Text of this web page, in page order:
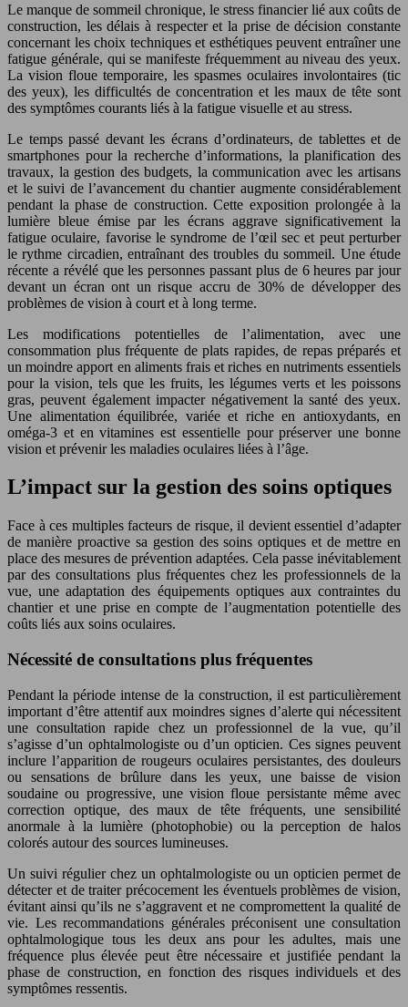
Le manque de sommeil chronique, le stress financier lié aux coûts de
construction, les délais à respecter et la prise de décision constante
concernant les choix techniques et esthétiques peuvent entraîner une
fatigue générale, qui se manifeste fréquemment au niveau des yeux.
La vision floue temporaire, les spasmes oculaires involontaires (tic
des yeux), les difficultés de concentration et les maux de tête sont
des symptômes courants liés à la fatigue visuelle et au stress.
Le temps passé devant les écrans d’ordinateurs, de tablettes et de
smartphones pour la recherche d’informations, la planification des
travaux, la gestion des budgets, la communication avec les artisans
et le suivi de l’avancement du chantier augmente considérablement
pendant la phase de construction. Cette exposition prolongée à la
lumière bleue émise par les écrans aggrave significativement la
fatigue oculaire, favorise le syndrome de l’œil sec et peut perturber
le rythme circadien, entraînant des troubles du sommeil. Une étude
récente a révélé que les personnes passant plus de 6 heures par jour
devant un écran ont un risque accru de 30% de développer des
problèmes de vision à court et à long terme.
Les modifications potentielles de l’alimentation, avec une
consommation plus fréquente de plats rapides, de repas préparés et
un moindre apport en aliments frais et riches en nutriments essentiels
pour la vision, tels que les fruits, les légumes verts et les poissons
gras, peuvent également impacter négativement la santé des yeux.
Une alimentation équilibrée, variée et riche en antioxydants, en
oméga-3 et en vitamines est essentielle pour préserver une bonne
vision et prévenir les maladies oculaires liées à l’âge.
L’impact sur la gestion des soins optiques
Face à ces multiples facteurs de risque, il devient essentiel d’adapter
de manière proactive sa gestion des soins optiques et de mettre en
place des mesures de prévention adaptées. Cela passe inévitablement
par des consultations plus fréquentes chez les professionnels de la
vue, une adaptation des équipements optiques aux contraintes du
chantier et une prise en compte de l’augmentation potentielle des
coûts liés aux soins oculaires.
Nécessité de consultations plus fréquentes
Pendant la période intense de la construction, il est particulièrement
important d’être attentif aux moindres signes d’alerte qui nécessitent
une consultation rapide chez un professionnel de la vue, qu’il
s’agisse d’un ophtalmologiste ou d’un opticien. Ces signes peuvent
inclure l’apparition de rougeurs oculaires persistantes, des douleurs
ou sensations de brûlure dans les yeux, une baisse de vision
soudaine ou progressive, une vision floue persistante même avec
correction optique, des maux de tête fréquents, une sensibilité
anormale à la lumière (photophobie) ou la perception de halos
colorés autour des sources lumineuses.
Un suivi régulier chez un ophtalmologiste ou un opticien permet de
détecter et de traiter précocement les éventuels problèmes de vision,
évitant ainsi qu’ils ne s’aggravent et ne compromettent la qualité de
vie. Les recommandations générales préconisent une consultation
ophtalmologique tous les deux ans pour les adultes, mais une
fréquence plus élevée peut être nécessaire et justifiée pendant la
phase de construction, en fonction des risques individuels et des
symptômes ressentis.